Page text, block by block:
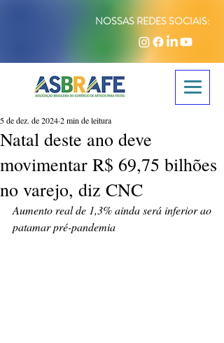
NOSSAS REDES SOCIAIS:
Natal deste ano deve
movimentar R$ 69,75 bilhões
no varejo, diz CNC
5 de dez. de 20242 min de leitura
Aumento real de 1,3% ainda será inferior ao
patamar pré-pandemia